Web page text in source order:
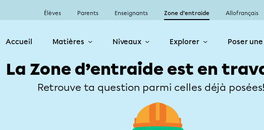
Élèves Parents Enseignants Zone d’entraide Allofrançais
Accueil Matières Niveaux Explorer Poser
La Zone d’entraide est en
Retrouve ta question parmi celles déjà posées!